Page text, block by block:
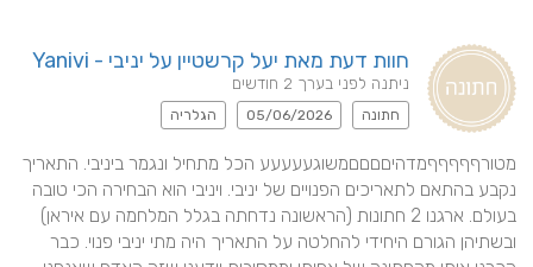
חוות דעת מאת יעל קרשטיין על יניבי - Yanivi
ניתנה לפני בערך 2 חודשים
חתונה 05/06/2026 הגלריה